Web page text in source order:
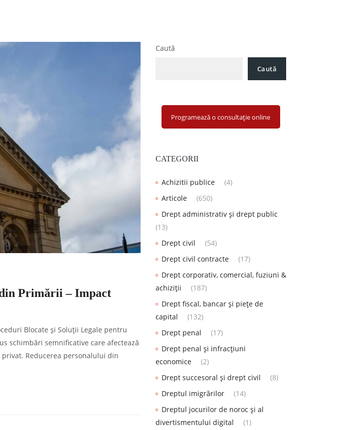
Primării – Impact
Blocate și Soluții Legale pentru
schimbări semnificative care afectează
Reducerea personalului din
Caută
Caută
Programează o consultație online
CATEGORII
Achizitii publice
(4)
Articole
(650)
Drept administrativ și drept public
(13)
Drept civil
(54)
Drept civil contracte
(17)
Drept corporativ, comercial, fuziuni &
achiziții
(187)
Drept fiscal, bancar și piețe de
capital
(132)
Drept penal
(17)
Drept penal și infracțiuni
economice
(2)
Drept succesoral și drept civil
(8)
Dreptul imigrărilor
(14)
Dreptul jocurilor de noroc și al
divertismentului digital
(1)